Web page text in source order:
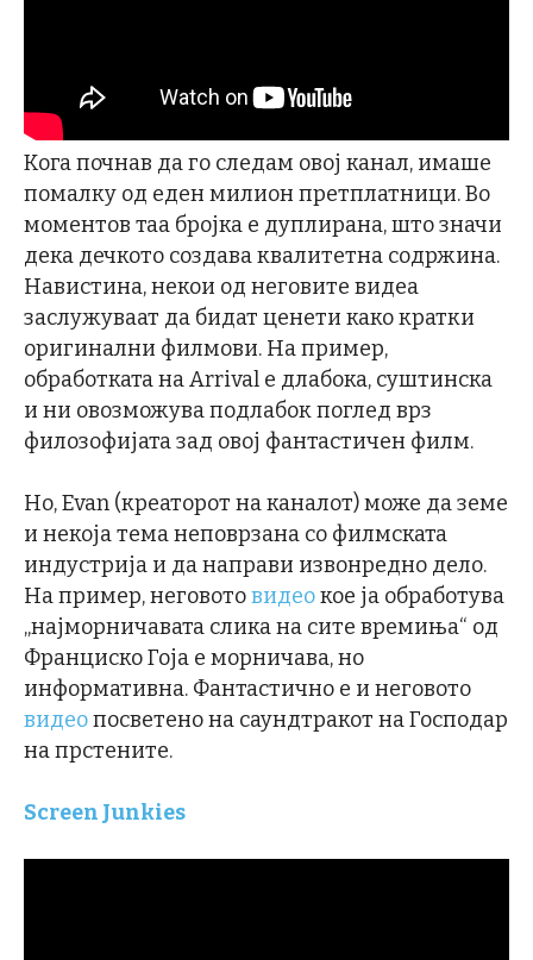
Кога почнав да го следам овој канал, имаше
помалку од еден милион претплатници. Во
моментов таа бројка е дуплирана, што значи
дека дечкото создава квалитетна содржина.
Навистина, некои од неговите видеа
заслужуваат да бидат ценети како кратки
оригинални филмови. На пример,
обработката на Arrival е длабока, суштинска
и ни овозможува подлабок поглед врз
филозофијата зад овој фантастичен филм.
Но, Evan (креаторот на каналот) може да земе
и некоја тема неповрзана со филмската
индустрија и да направи извонредно дело.
На пример, неговотовидеокое ја обработува
„најморничавата слика на сите времиња“ од
Франциско Гоја е морничава, но
информативна. Фантастично е и неговото
видеопосветено на саундтракот на Господар
на прстените.
Screen Junkies